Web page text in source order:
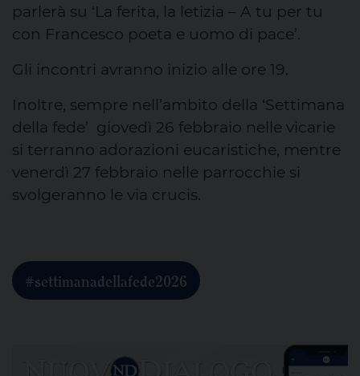
parlerà su ‘La ferita, la letizia – A tu per tu
con Francesco poeta e uomo di pace’.
Gli incontri avranno inizio alle ore 19.
Inoltre, sempre nell’ambito della ‘Settimana
della fede’ giovedì 26 febbraio nelle vicarie
si terranno adorazioni eucaristiche, mentre
venerdì 27 febbraio nelle parrocchie si
svolgeranno le via crucis.
#settimanadellafede2026